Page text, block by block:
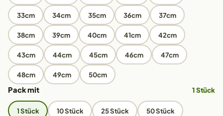
33cm 34cm 35cm 36cm 37cm
38cm 39cm 40cm 41cm 42cm
43cm 44cm 45cm 46cm 47cm
48cm 49cm 50cm
Pack mit 1 Stück
1 Stück 10 Stück 25 Stück 50 Stück